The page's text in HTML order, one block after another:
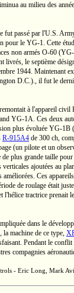
au milieu des
fut passé par l'U.S.
pour le YG-1. Cette
non armés O-60
livrés, le septième
1944. Maintenant
D.C.)., il fut le
à l'appareil civil
and YG-1A. Ces deux
plus évoluée YG-1B
R-915A4 de 300 ch,
(un pilote et un
plus grande taille
verticales ajoutées au
améliorées. Ces
de roulage était
l'hélice tractrice prenait
dans le
la machine de ce type,
Pendant le conflit
compagnies
- Eric Long Mark